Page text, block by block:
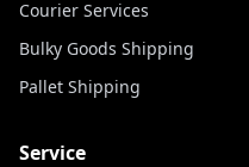
Courier Services
Bulky Goods Shipping
Pallet Shipping
Service